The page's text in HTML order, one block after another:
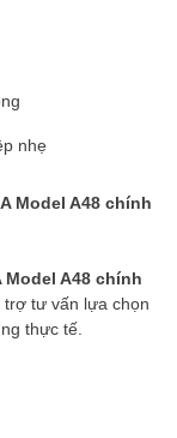
nhẹ
Model A48 chính
A48 chính
trợ tư vấn lựa chọn
thực tế.